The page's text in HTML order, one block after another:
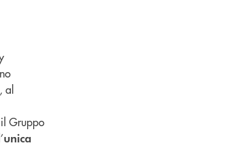
al
Gruppo
unica